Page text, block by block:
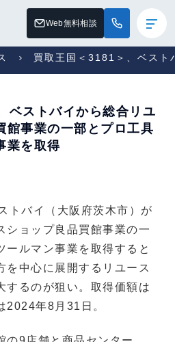
Web無料相談
買取王国＜3181＞、ベスト
ベストバイから総合リユ
館事業の一部とプロ工具
業を取得
トバイ（大阪府茨木市）が
ショップ良品買館事業の一
ールマン事業を取得すると
を中心に展開するリユース
するのが狙い。取得価額は
2024年8月31日。